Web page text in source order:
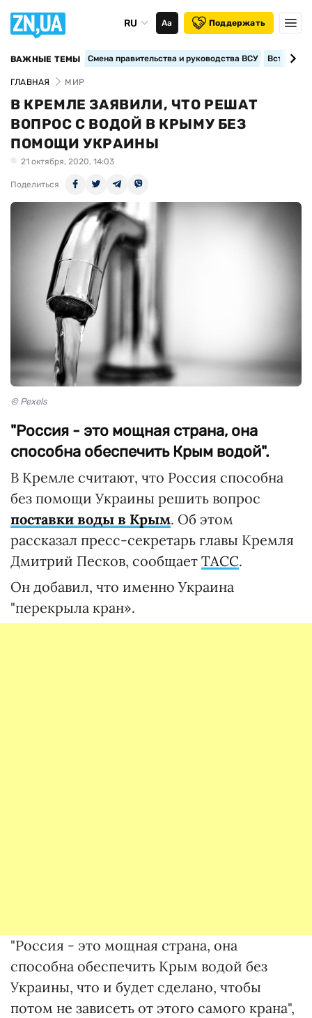
RU Аа Поддержать
ВАЖНЫЕ ТЕМЫ Смена правительства и руководства ВСУ
ГЛАВНАЯ МИР
В КРЕМЛЕ ЗАЯВИЛИ, ЧТО РЕШАТ
ВОПРОС С ВОДОЙ В КРЫМУ БЕЗ
ПОМОЩИ УКРАИНЫ
21 октября, 2020, 14:03
Поделиться
© Pexels
"Россия - это мощная страна, она
способна обеспечить Крым водой".
В Кремле считают, что Россия способна
без помощи Украины решить вопрос
поставки воды в Крым. Об этом
рассказал пресс-секретарь главы Кремля
Дмитрий Песков, сообщает ТАСС.
Он добавил, что именно Украина
"перекрыла кран».
"Россия - это мощная страна, она
способна обеспечить Крым водой без
Украины, что и будет сделано, чтобы
потом не зависеть от этого самого крана",